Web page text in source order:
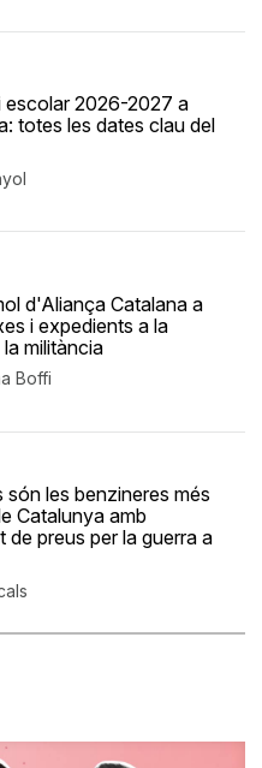
escolar 2026-2027 a
totes les dates clau del
d'Aliança Catalana a
i expedients a la
militància
Boffi
són les benzineres més
Catalunya amb
de preus per la guerra a